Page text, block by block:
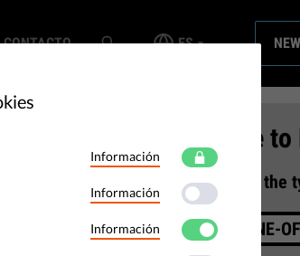
CONTACTO ES
Donate
1 Select the
ONE-
Información
Información
Información